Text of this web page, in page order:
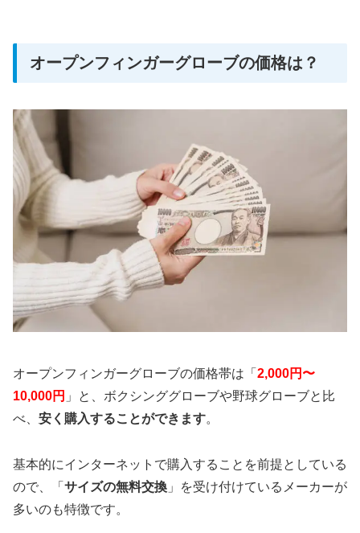
オープンフィンガーグローブの価格は？
オープンフィンガーグローブの価格帯は「 2,000円〜
10,000円 」と、ボクシンググローブや野球グローブと比
べ、 安く購入することができます。
基本的にインターネットで購入することを前提としている
ので、「 サイズの無料交換 」を受け付けているメーカーが
多いのも特徴です。